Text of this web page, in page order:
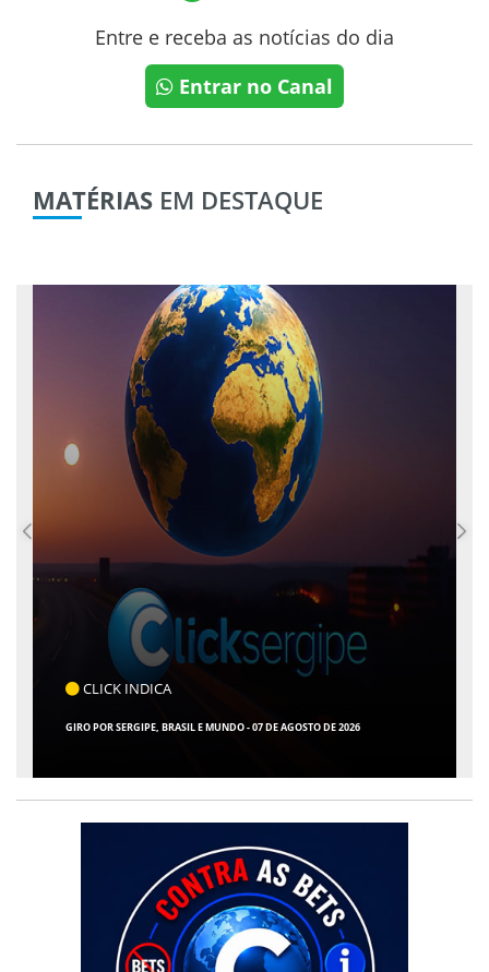
Entre e receba as notícias do dia
Entrar no Canal
MATÉRIAS EM DESTAQUE
CLICK INDICA
GIRO POR SERGIPE, BRASIL E MUNDO - 07 DE AGOSTO DE 2026